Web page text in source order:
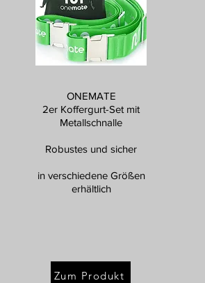
ONEMATE
2er Koffergurt-Set mit
Metallschnalle
Robustes und sicher
in verschiedene Größen
erhältlich
Zum Produkt